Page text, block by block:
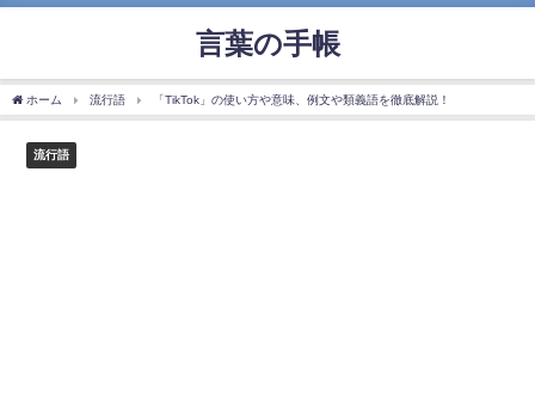
言葉の手帳
ホーム 流行語 「TikTok」の使い方や意味、例文や類義語を徹底解説！
流行語